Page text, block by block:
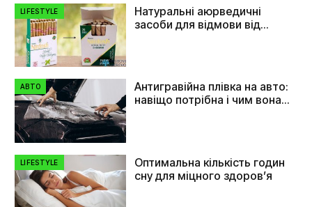
LIFESTYLE
Натуральні аюрведичні
засоби для відмови від
АВТО
Антигравійна плівка на авто:
навіщо потрібна і чим вона
LIFESTYLE
Оптимальна кількість годин
сну для міцного здоров’я